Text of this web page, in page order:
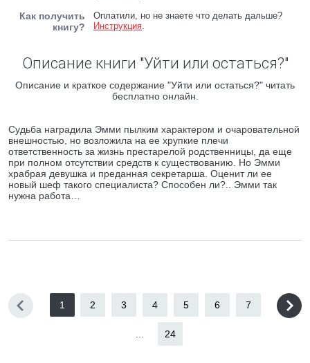
Как получить
книгу?
Оплатили, но не знаете что делать дальше?
Инструкция.
Описание книги "Уйти или остаться?"
Описание и краткое содержание "Уйти или остаться?" читать
бесплатно онлайн.
Судьба наградила Эмми пылким характером и очаровательной
внешностью, но возложила на ее хрупкие плечи
ответственность за жизнь престарелой родственницы, да еще
при полном отсутствии средств к существованию. Но Эмми
храбрая девушка и преданная секретарша. Оценит ли ее
новый шеф такого специалиста? Способен ли?.. Эмми так
нужна работа…
1 2 3 4 5 6 7
24